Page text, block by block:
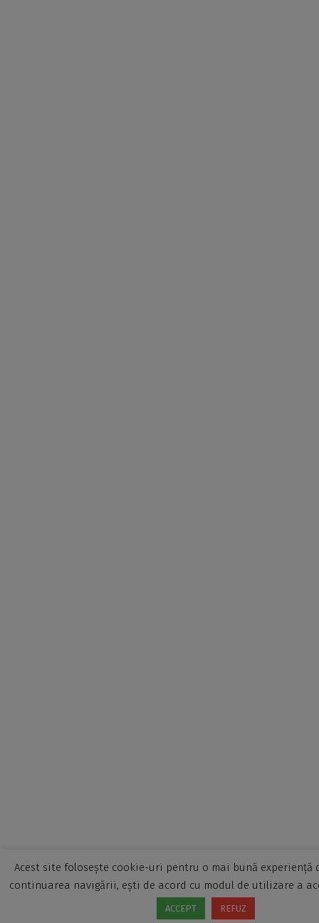
Acest site folosește cookie-uri pentru o mai bună experiență
continuarea navigării, ești de acord cu modul de utilizare a
ACCEPT REFUZ